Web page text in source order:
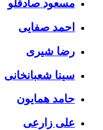
مسعود صادقلو
احمد صفایی
رضا شیری
سینا شعبانخانی
حامد همایون
علی زارعی